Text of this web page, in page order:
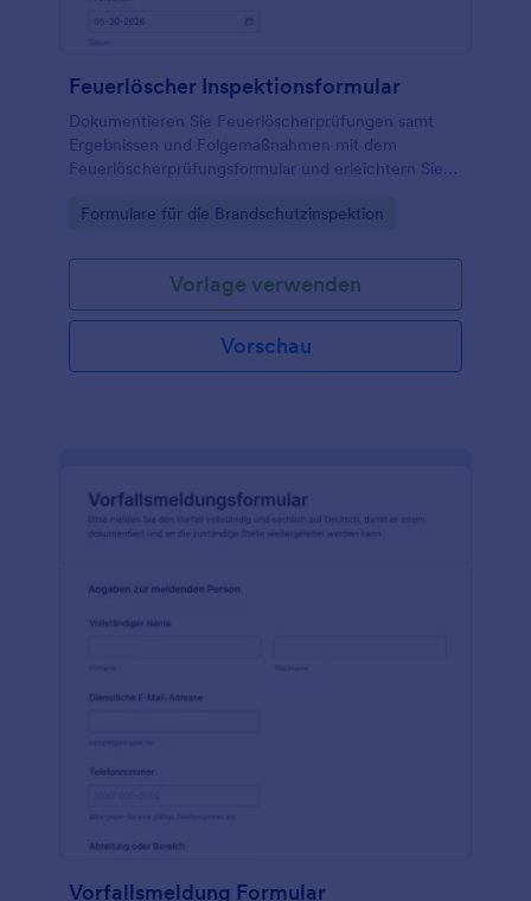
Feuerlöscher Inspektionsformular
Dokumentieren Sie Feuerlöscherprüfungen samt
Ergebnissen und Folgemaßnahmen mit dem
Feuerlöscherprüfungsformular und erleichtern Sie
Management und Sicherheitsverantwortliche.
Go to Category:
Formulare für die Brandschutzinspektion
Vorlage verwenden
Vorschau
Vorfallsmeldung Formular